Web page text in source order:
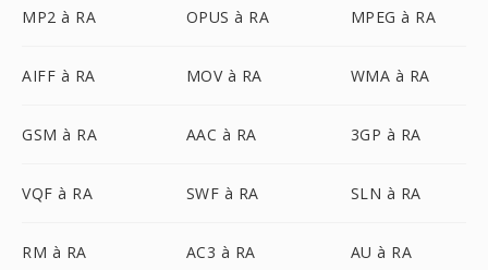
MP2 à RA OPUS à RA MPEG à RA
AIFF à RA MOV à RA WMA à RA
GSM à RA AAC à RA 3GP à RA
VQF à RA SWF à RA SLN à RA
RM à RA AC3 à RA AU à RA